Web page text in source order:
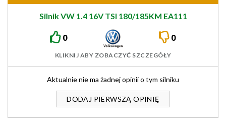
Silnik VW 1.4 16V TSI 180/185KM EA111
0 0
KLIKNIJ ABY ZOBACZYĆ SZCZEGÓŁY
Aktualnie nie ma żadnej opinii o tym silniku
DODAJ PIERWSZĄ OPINIĘ